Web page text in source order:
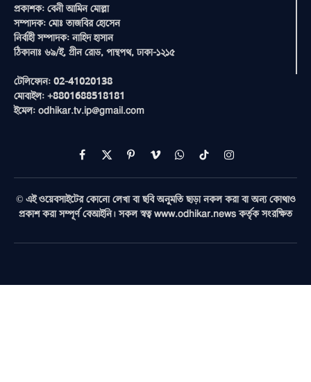
প্রকাশক: বেনী আমিন মোল্লা
সম্পাদক: মোঃ তাজবির হোসেন
নির্বাহী সম্পাদক: নাহিদ হাসান
ঠিকানাঃ ৬৯/ই, গ্রীন রোড, পান্থপথ, ঢাকা-১২১৫
টেলিফোন: 02-41020138
মোবাইল: +8801688518181
ইমেল: odhikar.tv.ip@gmail.com
Facebook
X
(Twitter)
PinterestVimeoWhatsAppTikTokInstagram
© এই ওয়েবসাইটের কোনো লেখা বা ছবি অনুমতি ছাড়া নকল করা বা অন্য কোথাও
প্রকাশ করা সম্পূর্ণ বেআইনি। সকল স্বত্ব www.odhikar.news কর্তৃক সংরক্ষিত